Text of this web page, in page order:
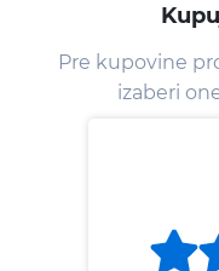
Pre kupovine
izaberi